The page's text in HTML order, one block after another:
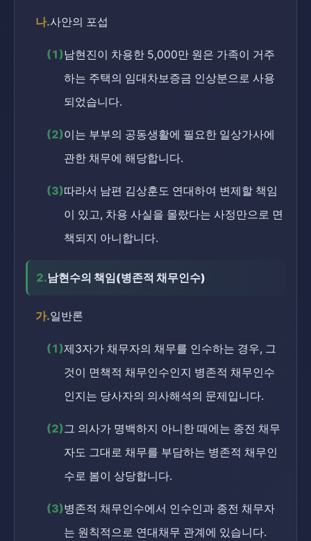
나.사안의 포섭
(1)남현진이 차용한 5,000만 원은 가족이 거주
하는 주택의 임대차보증금 인상분으로 사용
되었습니다.
(2)이는 부부의 공동생활에 필요한 일상가사에
관한 채무에 해당합니다.
(3)따라서 남편 김상훈도 연대하여 변제할 책임
이 있고, 차용 사실을 몰랐다는 사정만으로 면
책되지 아니합니다.
2.남현수의 책임(병존적 채무인수)
가.일반론
(1)제3자가 채무자의 채무를 인수하는 경우, 그
것이 면책적 채무인수인지 병존적 채무인수
인지는 당사자의 의사해석의 문제입니다.
(2)그 의사가 명백하지 아니한 때에는 종전 채무
자도 그대로 채무를 부담하는 병존적 채무인
수로 봄이 상당합니다.
(3)병존적 채무인수에서 인수인과 종전 채무자
는 원칙적으로 연대채무 관계에 있습니다.